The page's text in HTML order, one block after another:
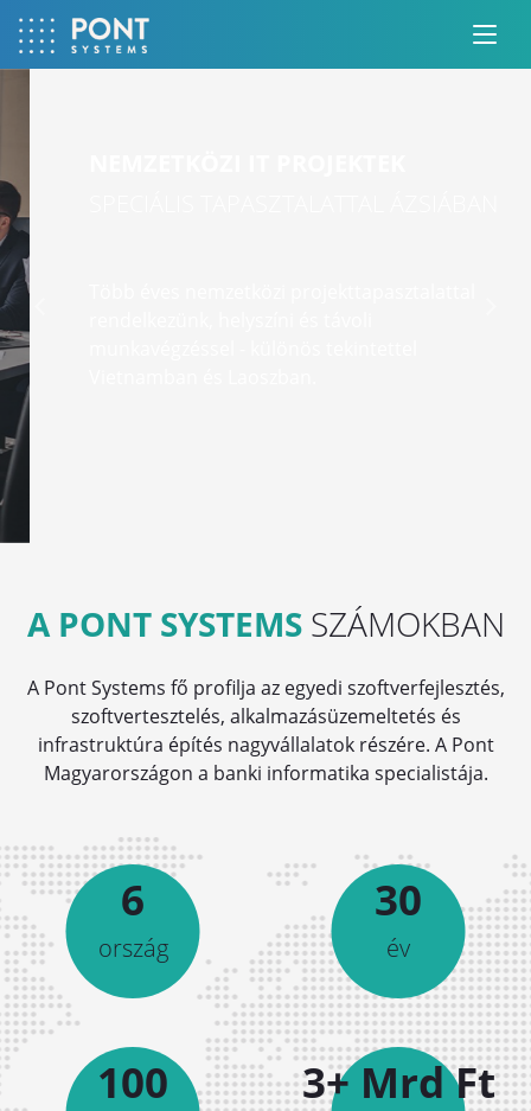
A PONT SYSTEMSSZÁMOKBAN
A Pont Systems fő profilja az egyedi szoftverfejlesztés,
szoftvertesztelés, alkalmazásüzemeltetés és
infrastruktúra építés nagyvállalatok részére. A Pont
Magyarországon a banki informatika specialistája.
6
ország
30
év
100 3+ Mrd Ft